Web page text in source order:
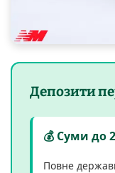
Депозити
💰 Суми до
Повне